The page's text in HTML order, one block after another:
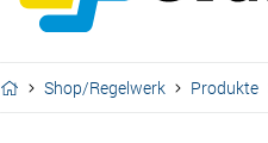
Shop/Regelwerk Produkte